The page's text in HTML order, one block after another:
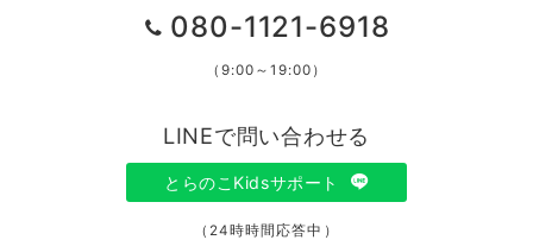
080-1121-6918
（9:00～19:00）
LINEで問い合わせる
とらのこKidsサポート
（24時時間応答中）